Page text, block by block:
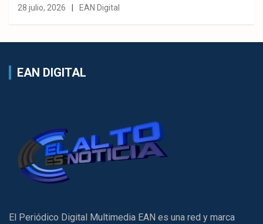
28 julio, 2026 EAN Digital
EAN DIGITAL
El Periódico Digital Multimedia EAN es una red y marca